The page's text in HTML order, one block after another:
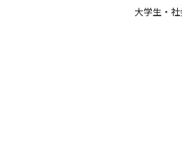
大学生・社